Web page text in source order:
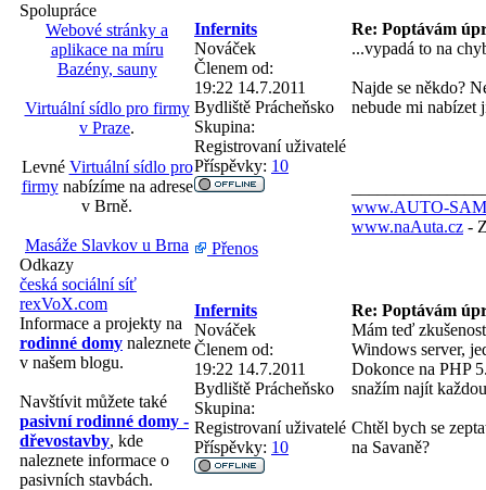
Spolupráce
Webové stránky a
aplikace na míru
Bazény, sauny
Virtuální sídlo pro firmy
v Praze.
Levné Virtuální sídlo pro
firmynabízíme na adrese
v Brně.
Masáže Slavkov u Brna
Odkazy
česká sociální síť
rexVoX.com
Informace a projekty na
rodinné domy naleznete
v našem blogu.
Navštívit můžete také
pasivní rodinné domy -
dřevostavby, kde
naleznete informace o
pasivních stavbách.
Infernits
Re: Poptávám
Nováček
Členem od:
19:22 14.7.2011
Bydliště Prácheňsko
Skupina:
Registrovaní uživatelé
Příspěvky: 10
...vypadá to na
Najde se někdo?
nebude mi nabízet
www.AUTO-
www.naAuta.cz -
Přenos
Infernits
Re: Poptávám
Nováček
Členem od:
19:22 14.7.2011
Bydliště Prácheňsko
Skupina:
Registrovaní uživatelé
Příspěvky: 10
Mám teď
Windows server,
Dokonce na PHP
snažím najít
Chtěl bych se
na Savaně?